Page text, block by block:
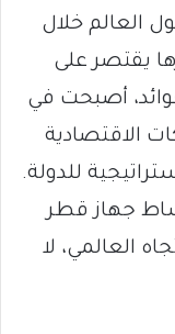
العالم خلال
يقتصر على
أصبحت في
الاقتصادية
للدولة.
جهاز قطر
العالمي، لا